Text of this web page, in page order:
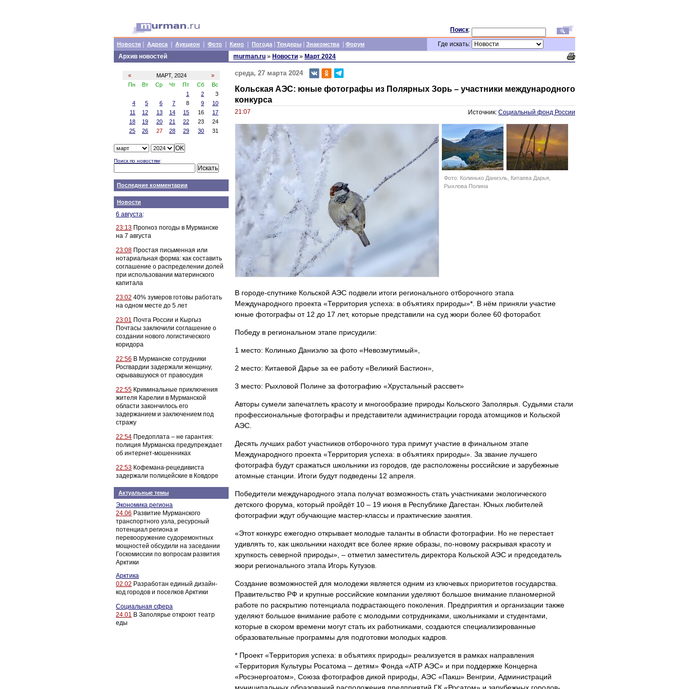
Поиск:
Новости Адреса Аукцион Фото Кино Погода Тендеры Знакомства Форум
Где искать:
Архив новостей
« МАРТ, 2024
»
Пн
Вт Ср Чт Пт Сб
Вс
1
2
3
4
5 6 7 8 9
10
11
12 13 14 15 16
17
18
19 20 21 22 23
24
25
26 27 28 29 30 31
Поиск по новостям:
Последние комментарии
Новости
6 августа:
23:13 Прогноз погоды в Мурманске
на 7 августа
23:08 Простая письменная или
нотариальная форма: как составить
соглашение о распределении долей
при использовании материнского
капитала
23:02 40% зумеров готовы работать
на одном месте до 5 лет
23:01 Почта России и Кыргыз
Почтасы заключили соглашение о
создании нового логистического
коридора
22:56 В Мурманске сотрудники
Росгвардии задержали женщину,
скрывавшуюся от правосудия
22:55 Криминальные приключения
жителя Карелии в Мурманской
области закончилось его
задержанием и заключением под
стражу
22:54 Предоплата – не гарантия:
полиция Мурманска предупреждает
об интернет-мошенниках
22:53 Кофемана-рецедивиста
задержали полицейские в Ковдоре
Актуальные темы
Экономика региона
24.06 Развитие Мурманского
транспортного узла, ресурсный
потенциал региона и
перевооружение судоремонтных
мощностей обсудили на заседании
Госкомиссии по вопросам развития
Арктики
Арктика
02.02 Разработан единый дизайн-
код городов и поселков Арктики
Социальная сфера
24.01 В Заполярье откроют театр
еды
murman.ru » Новости » Март 2024
среда, 27 марта 2024
Кольская АЭС: юные фотографы из Полярных Зорь – участники международного
конкурса
21:07 Источник: Социальный фонд России
Фото: Колинько Даниэль, Китаева Дарья,
Рыхлова Полина
В городе-спутнике Кольской АЭС подвели итоги регионального отборочного этапа
Международного проекта «Территория успеха: в объятиях природы»*. В нём приняли участие
юные фотографы от 12 до 17 лет, которые представили на суд жюри более 60 фоторабот.
Победу в региональном этапе присудили:
1 место: Колинько Даниэлю за фото «Невозмутимый»,
2 место: Китаевой Дарье за ее работу «Великий Бастион»,
3 место: Рыхловой Полине за фотографию «Хрустальный рассвет»
Авторы сумели запечатлеть красоту и многообразие природы Кольского Заполярья. Судьями стали
профессиональные фотографы и представители администрации города атомщиков и Кольской
АЭС.
Десять лучших работ участников отборочного тура примут участие в финальном этапе
Международного проекта «Территория успеха: в объятиях природы». За звание лучшего
фотографа будут сражаться школьники из городов, где расположены российские и зарубежные
атомные станции. Итоги будут подведены 12 апреля.
Победители международного этапа получат возможность стать участниками экологического
детского форума, который пройдёт 10 – 19 июня в Республике Дагестан. Юных любителей
фотографии ждут обучающие мастер-классы и практические занятия.
«Этот конкурс ежегодно открывает молодые таланты в области фотографии. Но не перестает
удивлять то, как школьники находят все более яркие образы, по-новому раскрывая красоту и
хрупкость северной природы», – отметил заместитель директора Кольской АЭС и председатель
жюри регионального этапа Игорь Кутузов.
Создание возможностей для молодежи является одним из ключевых приоритетов государства.
Правительство РФ и крупные российские компании уделяют большое внимание планомерной
работе по раскрытию потенциала подрастающего поколения. Предприятия и организации также
уделяют большое внимание работе с молодыми сотрудниками, школьниками и студентами,
которые в скором времени могут стать их работниками, создаются специализированные
образовательные программы для подготовки молодых кадров.
* Проект «Территория успеха: в объятиях природы» реализуется в рамках направления
«Территория Культуры Росатома – детям» Фонда «АТР АЭС» и при поддержке Концерна
«Росэнергоатом», Союза фотографов дикой природы, АЭС «Пакш» Венгрии, Администраций